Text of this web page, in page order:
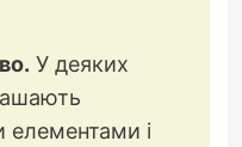
У деяких
елементами і